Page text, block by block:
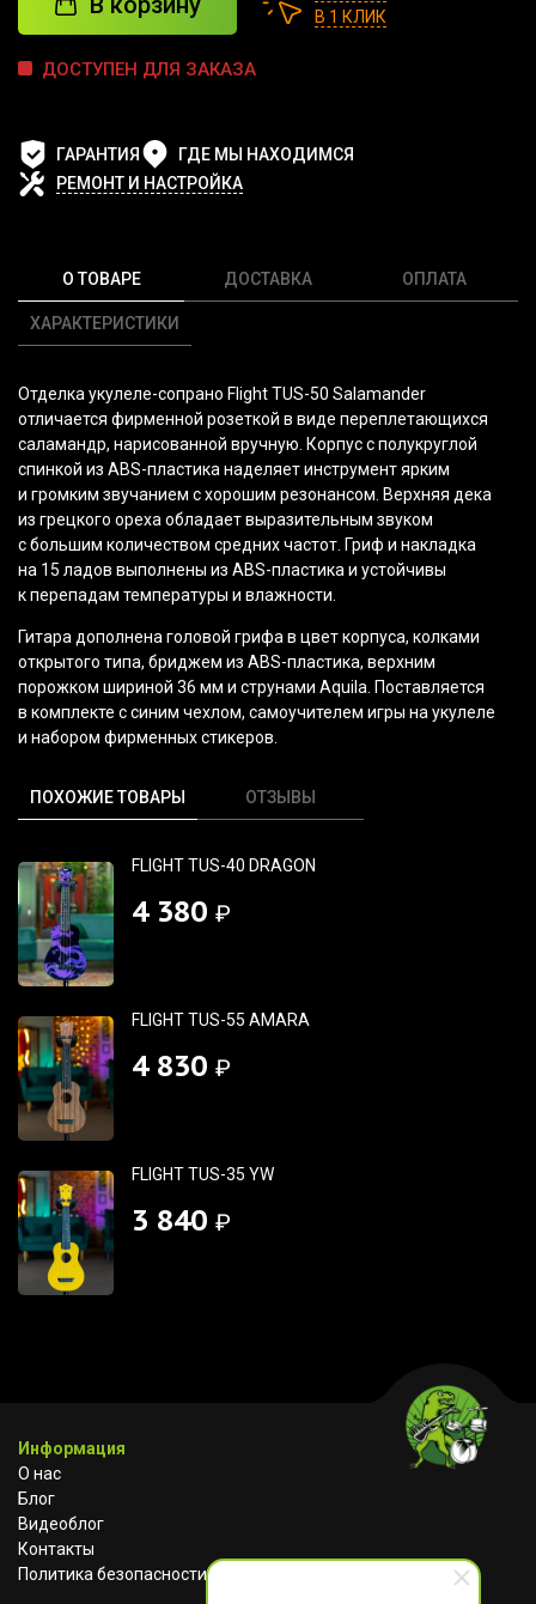
В 1 КЛИК
ДОСТУПЕН ДЛЯ ЗАКАЗА
ГАРАНТИЯ
ГДЕ МЫ НАХОДИМСЯ
РЕМОНТ И НАСТРОЙКА
О ТОВАРЕ
ХАРАКТЕРИСТИКИ
ДОСТАВКА ОПЛАТА
Отделка укулеле-сопрано Flight TUS-50 Salamander
отличается фирменной розеткой в виде переплетающихся
саламандр, нарисованной вручную. Корпус с полукруглой
спинкой из ABS-пластика наделяет инструмент ярким
и громким звучанием с хорошим резонансом. Верхняя дека
из грецкого ореха обладает выразительным звуком
с большим количеством средних частот. Гриф и накладка
на 15 ладов выполнены из ABS-пластика и устойчивы
к перепадам температуры и влажности.
Гитара дополнена головой грифа в цвет корпуса, колками
открытого типа, бриджем из ABS-пластика, верхним
порожком шириной 36 мм и струнами Aquila. Поставляется
в комплекте с синим чехлом, самоучителем игры на укулеле
и набором фирменных стикеров.
ПОХОЖИЕ ТОВАРЫ ОТЗЫВЫ
FLIGHT TUS-40 DRAGON
4 380 ₽
FLIGHT TUS-55 AMARA
4 830 ₽
FLIGHT TUS-35 YW
3 840 ₽
Информация
О нас
Блог
Видеоблог
Контакты
Политика безопасности